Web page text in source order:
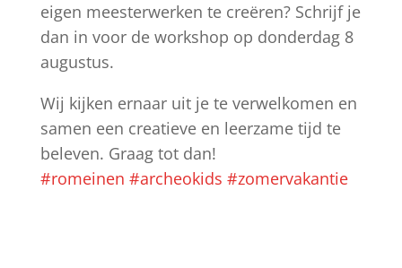
eigen meesterwerken te creëren? Schrijf je
dan in voor de workshop op donderdag 8
augustus.
Wij kijken ernaar uit je te verwelkomen en
samen een creatieve en leerzame tijd te
beleven. Graag tot dan!
#romeinen #archeokids #zomervakantie